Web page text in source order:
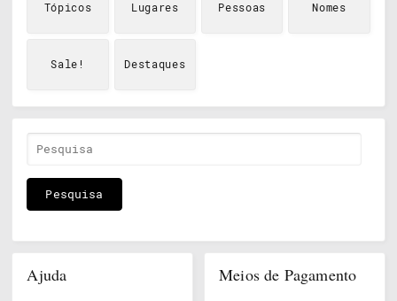
Tópicos Lugares Pessoas Nomes
Sale! Destaques
Ajuda Meios de Pagamento